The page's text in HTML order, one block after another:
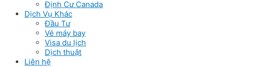
Định Cư Canada
Dịch Vụ Khác
Đầu Tư
Vé máy bay
Visa du lịch
Dịch thuật
Liên hệ